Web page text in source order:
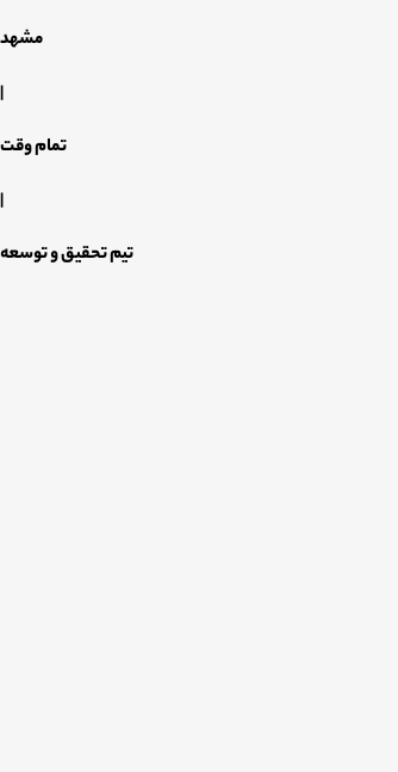
مشهد
|
تمام وقت
|
تیم تحقیق و توسعه